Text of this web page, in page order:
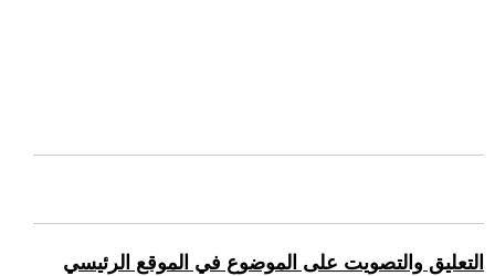
التعليق والتصويت على الموضوع في الموقع الرئيسي